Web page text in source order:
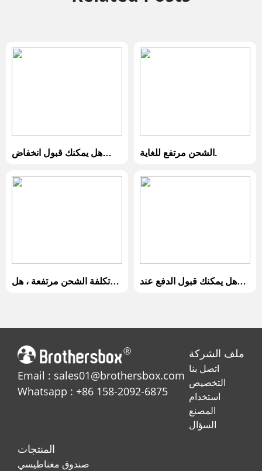
هل يمكنك قبول انخفاض
الشحن مرتفع للغاية.
تكلفة الشحن مرتفعة ، هل
هل يمكنك قبول الدفع عند
Email : sales01@brothersbox.com
Whatsapp : +86 158-2092-6875
ملف الشركة
اتصل بنا
التخصيص
استخدام
المصنع
السؤال
المنتجات
صندوق مغناطيسي